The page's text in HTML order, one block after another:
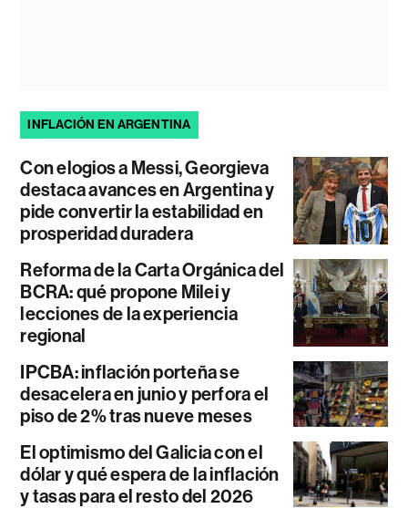
INFLACIÓN EN ARGENTINA
Con elogios a Messi, Georgieva
destaca avances en Argentina y
pide convertir la estabilidad en
prosperidad duradera
Reforma de la Carta Orgánica del
BCRA: qué propone Milei y
lecciones de la experiencia
regional
IPCBA: inflación porteña se
desacelera en junio y perfora el
piso de 2% tras nueve meses
El optimismo del Galicia con el
dólar y qué espera de la inflación
y tasas para el resto del 2026